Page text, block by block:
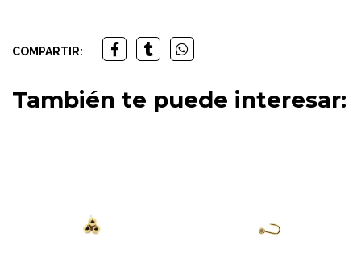
COMPARTIR:
También te puede interesar: